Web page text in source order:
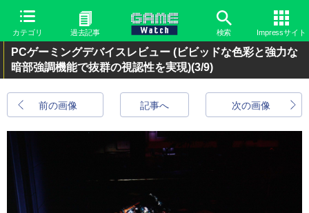
カテゴリ 過去記事 検索 Impressサイト
PCゲーミングデバイスレビュー (ビビッドな色彩と強力な
暗部強調機能で抜群の視認性を実現)(3/9)
前の画像 次の画像
記事へ